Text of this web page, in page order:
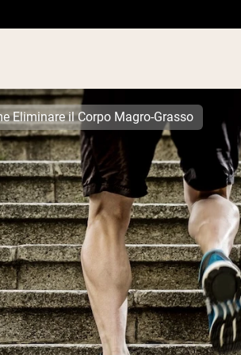
PROTEIN
Eliminare il Corpo Magro-Grasso